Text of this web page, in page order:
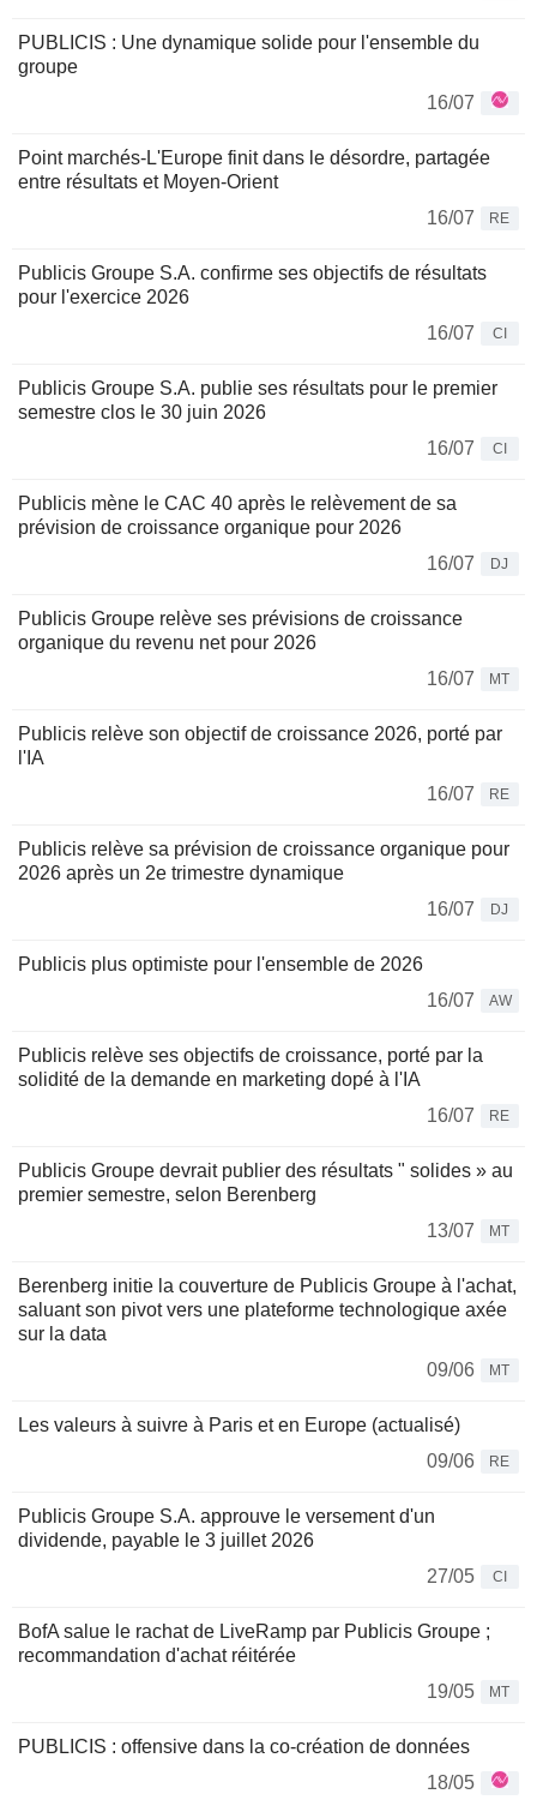
PUBLICIS : Une dynamique solide pour l'ensemble du
groupe
16/07
Point marchés-L'Europe finit dans le désordre, partagée
entre résultats et Moyen-Orient
16/07
RE
Publicis Groupe S.A. confirme ses objectifs de résultats
pour l'exercice 2026
16/07
CI
Publicis Groupe S.A. publie ses résultats pour le premier
semestre clos le 30 juin 2026
16/07
CI
Publicis mène le CAC 40 après le relèvement de sa
prévision de croissance organique pour 2026
16/07
DJ
Publicis Groupe relève ses prévisions de croissance
organique du revenu net pour 2026
16/07
MT
Publicis relève son objectif de croissance 2026, porté par
l'IA
16/07
RE
Publicis relève sa prévision de croissance organique pour
2026 après un 2e trimestre dynamique
16/07
DJ
Publicis plus optimiste pour l'ensemble de 2026
16/07
AW
Publicis relève ses objectifs de croissance, porté par la
solidité de la demande en marketing dopé à l'IA
16/07
RE
Publicis Groupe devrait publier des résultats " solides » au
premier semestre, selon Berenberg
13/07
MT
Berenberg initie la couverture de Publicis Groupe à l'achat,
saluant son pivot vers une plateforme technologique axée
sur la data
09/06
MT
Les valeurs à suivre à Paris et en Europe (actualisé)
09/06
RE
Publicis Groupe S.A. approuve le versement d'un
dividende, payable le 3 juillet 2026
27/05
CI
BofA salue le rachat de LiveRamp par Publicis Groupe ;
recommandation d'achat réitérée
19/05
MT
PUBLICIS : offensive dans la co-création de données
18/05